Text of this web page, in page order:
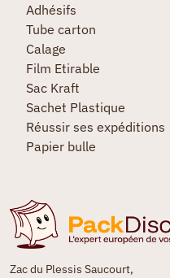
Zac du Plessis Saucourt,
Adhésifs
Tube carton
Calage
Film Etirable
Sac Kraft
Sachet Plastique
Réussir ses expéditions
Papier bulle